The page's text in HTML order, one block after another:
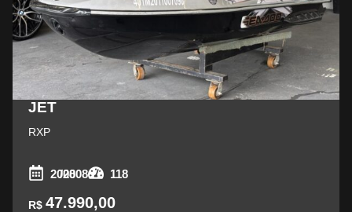
JET
RXP
2008
/2008 118
R$47.990,00